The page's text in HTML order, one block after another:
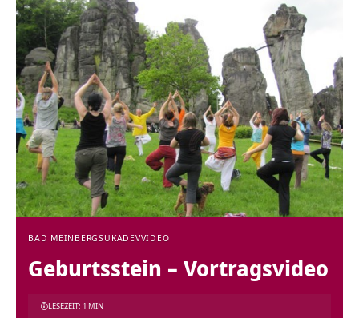
BAD MEINBERGSUKADEVVIDEO
Geburtsstein‏‎ – Vortragsvideo
LESEZEIT: 1 MIN